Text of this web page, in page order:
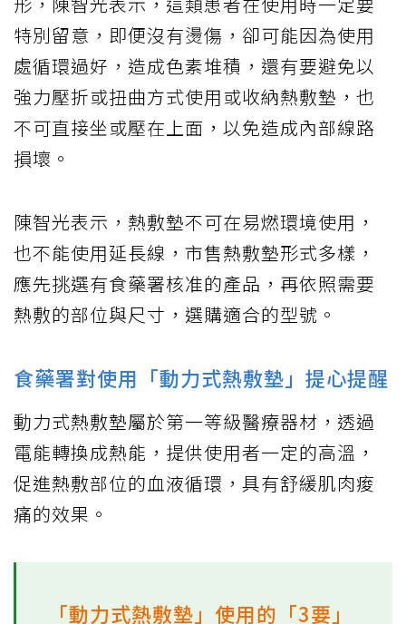
特別留意，即便沒有燙傷，卻可能因為使用
處循環過好，造成色素堆積，還有要避免以
強力壓折或扭曲方式使用或收納熱敷墊，也
不可直接坐或壓在上面，以免造成內部線路
損壞。
陳智光表示，熱敷墊不可在易燃環境使用，
也不能使用延長線，市售熱敷墊形式多樣，
應先挑選有食藥署核准的產品，再依照需要
熱敷的部位與尺寸，選購適合的型號。
食藥署對使用「動力式熱敷墊」提心提醒
動力式熱敷墊屬於第一等級醫療器材，透過
電能轉換成熱能，提供使用者一定的高溫，
促進熱敷部位的血液循環，具有舒緩肌肉痠
痛的效果。
「動力式熱敷墊」使用的「3要」